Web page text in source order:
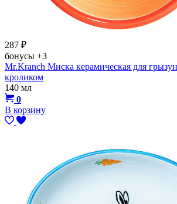
287 ₽
бонусы +3
Mr.Kranch Миска керамическая для
кроликом
140 мл
0
В корзину